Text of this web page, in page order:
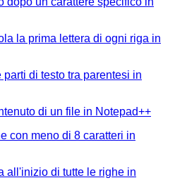
la prima lettera di ogni riga in
di testo tra parentesi in
di un file in Notepad++
con meno di 8 caratteri in
all'inizio di tutte le righe in